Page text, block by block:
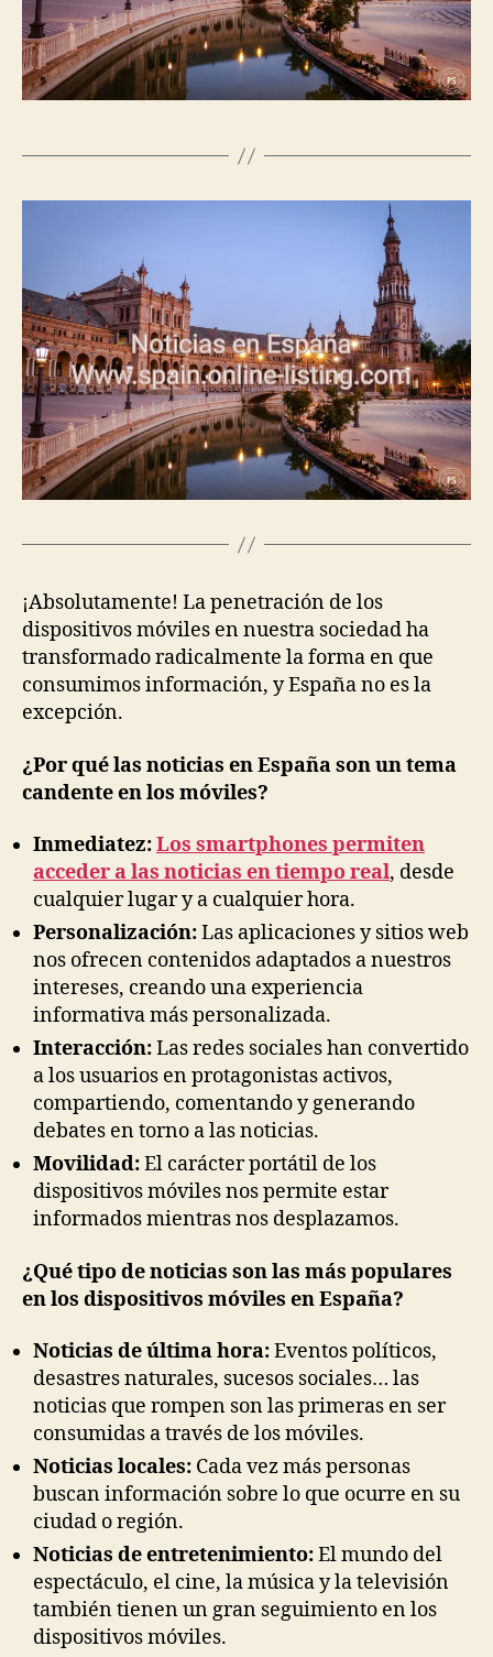
móviles
¡Absolutamente! La penetración de los
dispositivos móviles en nuestra sociedad ha
transformado radicalmente la forma en que
consumimos información, y España no es la
excepción.
¿Por qué las noticias en España son un tema
candente en los móviles?
Inmediatez:Los smartphones permiten
acceder a las noticias en tiempo real, desde
cualquier lugar y a cualquier hora.
Personalización:Las aplicaciones y sitios web
nos ofrecen contenidos adaptados a nuestros
intereses, creando una experiencia
informativa más personalizada.
Interacción:Las redes sociales han convertido
a los usuarios en protagonistas activos,
compartiendo, comentando y generando
debates en torno a las noticias.
Movilidad:El carácter portátil de los
dispositivos móviles nos permite estar
informados mientras nos desplazamos.
¿Qué tipo de noticias son las más populares
en los dispositivos móviles en España?
Noticias de última hora:Eventos políticos,
desastres naturales, sucesos sociales… las
noticias que rompen son las primeras en ser
consumidas a través de los móviles.
Noticias locales: Cada vez más personas
buscan información sobre lo que ocurre en su
ciudad o región.
Noticias de entretenimiento:El mundo del
espectáculo, el cine, la música y la televisión
también tienen un gran seguimiento en los
dispositivos móviles.